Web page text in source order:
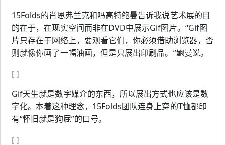
15Folds的肖恩弗兰克和吗高特鲍曼告诉我说艺术展的目
的在于，在现实空间而非在DVD中展示Gif图片。“Gif图
片只存在于网络上，要观看它们，你必须借助浏览器，否
则就像你画了一幅油画，但是只展出印刷品。”鲍曼说。
[-]
Gif天生就是数字媒介的东西，所以展出方式也应该是数
字化。本着这种理念，15Folds团队连身上穿的T恤都印
有“怀旧就是狗屁”的口号。
[-]